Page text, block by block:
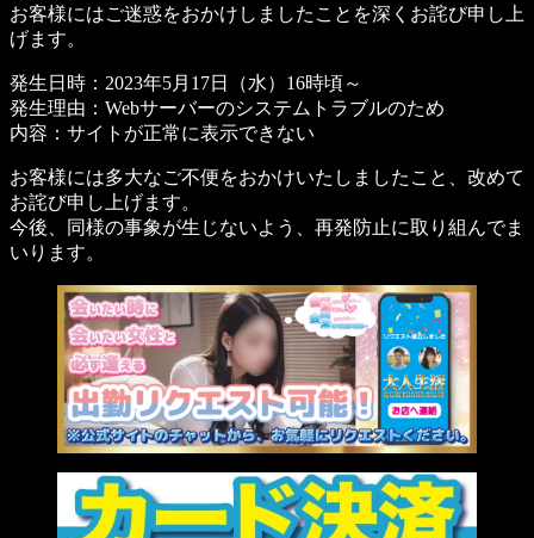
お客様にはご迷惑をおかけしましたことを深くお詫び申し上
げます。
発生日時：2023年5月17日（水）16時頃～
発生理由：Webサーバーのシステムトラブルのため
内容：サイトが正常に表示できない
お客様には多大なご不便をおかけいたしましたこと、改めて
お詫び申し上げます。
今後、同様の事象が生じないよう、再発防止に取り組んでま
いります。